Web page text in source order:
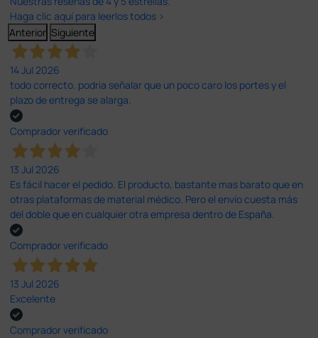
Haga clic aquí para leerlos todos >
Anterior Siguiente
14 Jul 2026
todo correcto. podria señalar que un poco caro los portes y el
plazo de entrega se alarga.
Comprador verificado
13 Jul 2026
Es fácil hacer el pedido. El producto, bastante mas barato que en
otras plataformas de material médico. Pero el envío cuesta más
del doble que en cualquier otra empresa dentro de España.
Comprador verificado
13 Jul 2026
Excelente
Comprador verificado